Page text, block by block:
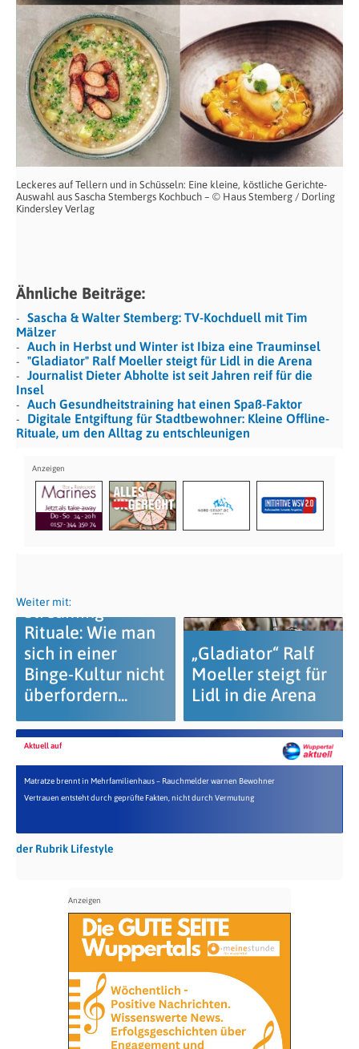
Leckeres auf Tellern und in Schüsseln: Eine kleine, köstliche Gerichte-
Auswahl aus Sascha Stembergs Kochbuch – © Haus Stemberg / Dorling
Kindersley Verlag
Ähnliche Beiträge:
Sascha & Walter Stemberg: TV-Kochduell mit Tim
Mälzer
Auch in Herbst und Winter ist Ibiza eine Trauminsel
"Gladiator" Ralf Moeller steigt für Lidl in die Arena
Journalist Dieter Abholte ist seit Jahren reif für die
Insel
Auch Gesundheitstraining hat einen Spaß-Faktor
Digitale Entgiftung für Stadtbewohner: Kleine Offline-
Rituale, um den Alltag zu entschleunigen
Weiter mit:
Streaming-
Rituale: Wie man
sich in einer
Binge-Kultur nicht
überfordern...
„Gladiator“ Ralf
Moeller steigt für
Lidl in die Arena
Aktuell auf
Matratze brennt in Mehrfamilienhaus – Rauchmelder warnen Bewohner
Vertrauen entsteht durch geprüfte Fakten, nicht durch Vermutung
der Rubrik Lifestyle